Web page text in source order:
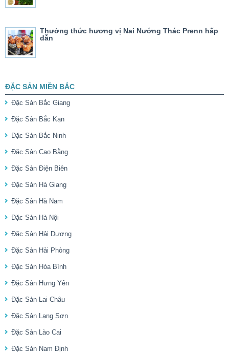
Thưởng thức hương vị Nai Nướng Thác Prenn hấp
dẫn
ĐẶC SẢN MIỀN BẮC
Đặc Sản Bắc Giang
Đặc Sản Bắc Kạn
Đặc Sản Bắc Ninh
Đặc Sản Cao Bằng
Đặc Sản Điện Biên
Đặc Sản Hà Giang
Đặc Sản Hà Nam
Đặc Sản Hà Nội
Đặc Sản Hải Dương
Đặc Sản Hải Phòng
Đặc Sản Hòa Bình
Đặc Sản Hưng Yên
Đặc Sản Lai Châu
Đặc Sản Lạng Sơn
Đặc Sản Lào Cai
Đặc Sản Nam Định